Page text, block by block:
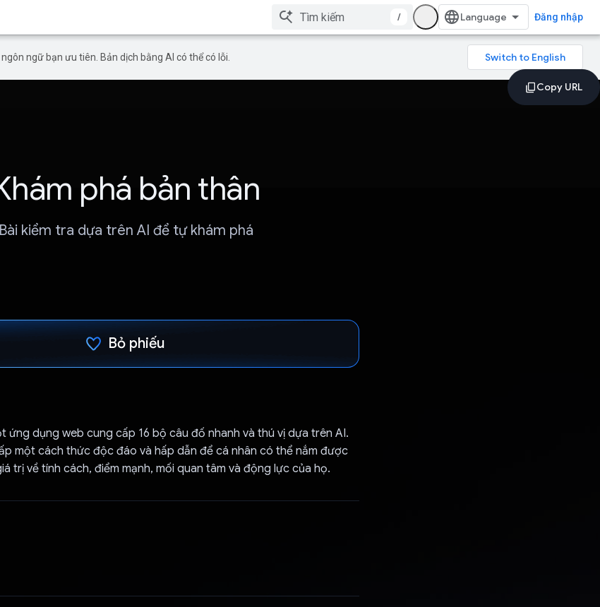
/ Đăng nhập
ngữ bạn ưu tiên. Bản dịch bằng AI có thể có lỗi.
phá bản thân
Bài kiểm tra dựa trên AI để tự khám phá
Bỏ phiếu
ứng dụng web cung cấp 16 bộ câu đố nhanh và thú vị dựa trên AI.
một cách thức độc đáo và hấp dẫn để cá nhân có thể nắm được
trị về tính cách, điểm mạnh, mối quan tâm và động lực của họ.